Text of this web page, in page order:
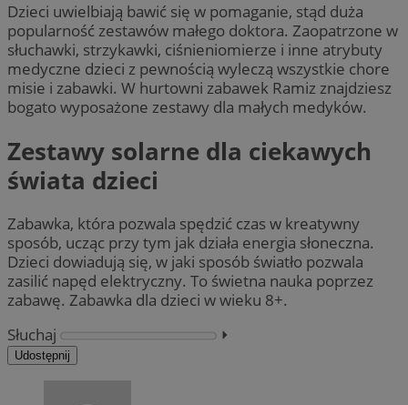
Dzieci uwielbiają bawić się w pomaganie, stąd duża
popularność zestawów małego doktora. Zaopatrzone w
słuchawki, strzykawki, ciśnieniomierze i inne atrybuty
medyczne dzieci z pewnością wyleczą wszystkie chore
misie i zabawki. W hurtowni zabawek Ramiz znajdziesz
bogato wyposażone zestawy dla małych medyków.
Zestawy solarne dla ciekawych
świata dzieci
Zabawka, która pozwala spędzić czas w kreatywny
sposób, ucząc przy tym jak działa energia słoneczna.
Dzieci dowiadują się, w jaki sposób światło pozwala
zasilić napęd elektryczny. To świetna nauka poprzez
zabawę. Zabawka dla dzieci w wieku 8+.
Słuchaj
⏵︎
Udostępnij